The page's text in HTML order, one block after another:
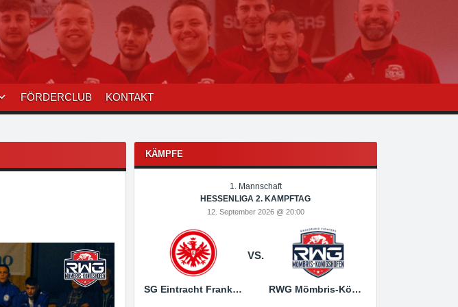
FÖRDERCLUB KONTAKT
KÄMPFE
1. Mannschaft
HESSENLIGA 2. KAMPFTAG
12. September 2026 @ 20:00
SG Eintracht Frankfurt
VS.
RWG Mömbris-Königshofen